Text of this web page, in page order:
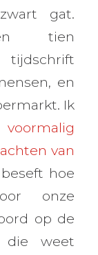
gat.
tien
en
Ik
van
hoe
onze
op de
die weet